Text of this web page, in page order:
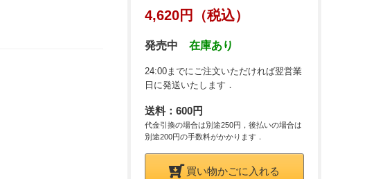
4,620円（税込）
発売中 在庫あり
24:00までにご注文いただければ翌営業
日に発送いたします．
送料：600円
代金引換の場合は別途250円，後払いの場合は
別途200円の手数料がかかります．
買い物かごに入れる